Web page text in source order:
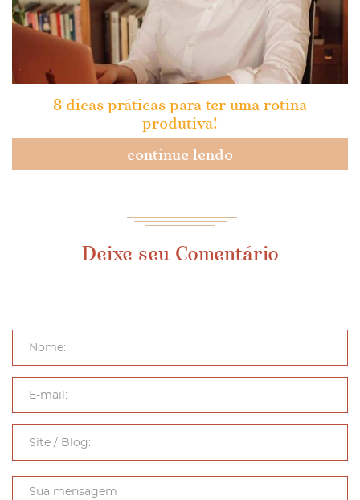
8 dicas práticas para ter uma rotina
produtiva!
continue lendo
Deixe seu Comentário